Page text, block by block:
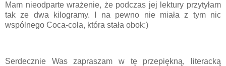
Mam nieodparte wrażenie, że podczas jej lektury przytyłam
tak ze dwa kilogramy. I na pewno nie miała z tym nic
wspólnego Coca-cola, która stała obok:)
Serdecznie Was zapraszam w tę przepiękną, literacką